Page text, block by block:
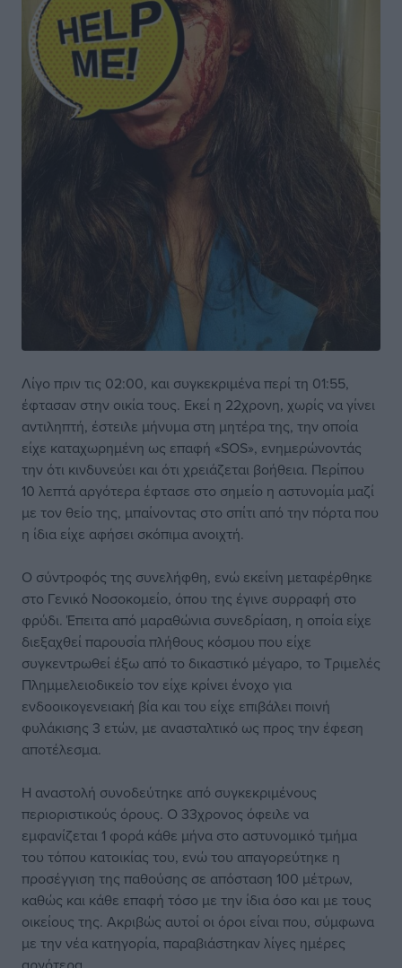
Λίγο πριν τις 02:00, και συγκεκριμένα περί τη 01:55,
έφτασαν στην οικία τους. Εκεί η 22χρονη, χωρίς να γίνει
αντιληπτή, έστειλε μήνυμα στη μητέρα της, την οποία
είχε καταχωρημένη ως επαφή «SOS», ενημερώνοντάς
την ότι κινδυνεύει και ότι χρειάζεται βοήθεια. Περίπου
10 λεπτά αργότερα έφτασε στο σημείο η αστυνομία μαζί
με τον θείο της, μπαίνοντας στο σπίτι από την πόρτα που
η ίδια είχε αφήσει σκόπιμα ανοιχτή.
Ο σύντροφός της συνελήφθη, ενώ εκείνη μεταφέρθηκε
στο Γενικό Νοσοκομείο, όπου της έγινε συρραφή στο
φρύδι. Έπειτα από μαραθώνια συνεδρίαση, η οποία είχε
διεξαχθεί παρουσία πλήθους κόσμου που είχε
συγκεντρωθεί έξω από το δικαστικό μέγαρο, το Τριμελές
Πλημμελειοδικείο τον είχε κρίνει ένοχο για
ενδοοικογενειακή βία και του είχε επιβάλει ποινή
φυλάκισης 3 ετών, με ανασταλτικό ως προς την έφεση
αποτέλεσμα.
Η αναστολή συνοδεύτηκε από συγκεκριμένους
περιοριστικούς όρους. Ο 33χρονος όφειλε να
εμφανίζεται 1 φορά κάθε μήνα στο αστυνομικό τμήμα
του τόπου κατοικίας του, ενώ του απαγορεύτηκε η
προσέγγιση της παθούσης σε απόσταση 100 μέτρων,
καθώς και κάθε επαφή τόσο με την ίδια όσο και με τους
οικείους της. Ακριβώς αυτοί οι όροι είναι που, σύμφωνα
με την νέα κατηγορία, παραβιάστηκαν λίγες ημέρες